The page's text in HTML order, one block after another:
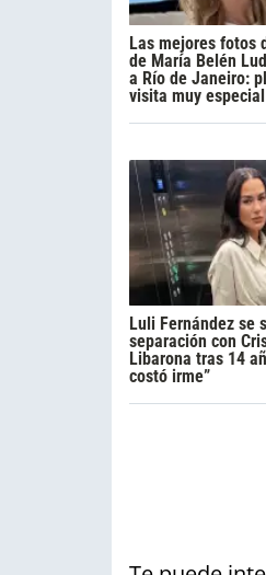
Las mejores fotos
de María Belén
a Río de Janeiro:
visita muy especial
Luli Fernández se
separación con
Libarona tras 14
costó irme”